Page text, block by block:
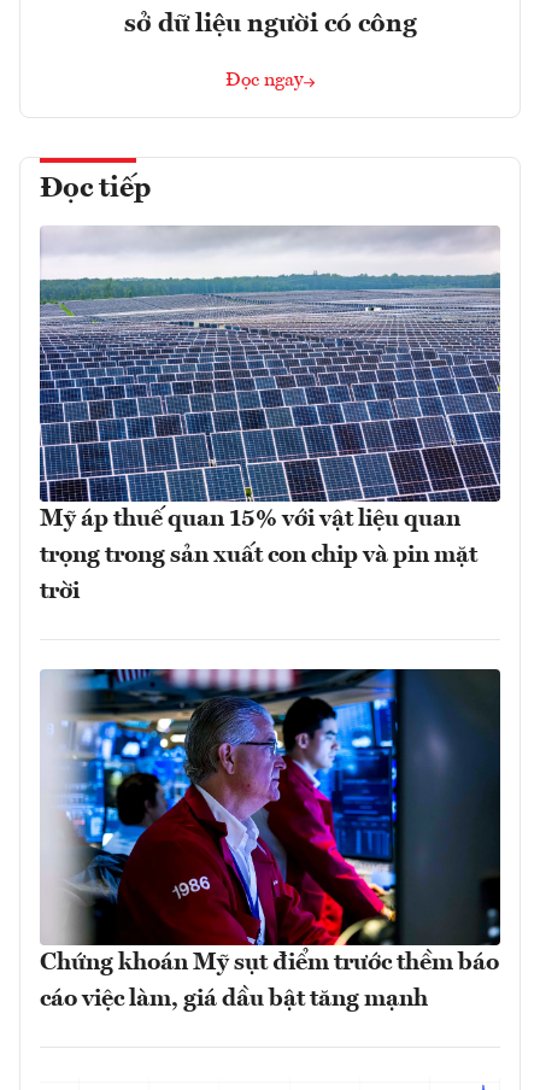
sở dữ liệu người có công
Đọc ngay
Đọc tiếp
Mỹ áp thuế quan 15% với vật liệu quan
trọng trong sản xuất con chip và pin mặt
trời
Chứng khoán Mỹ sụt điểm trước thềm báo
cáo việc làm, giá dầu bật tăng mạnh